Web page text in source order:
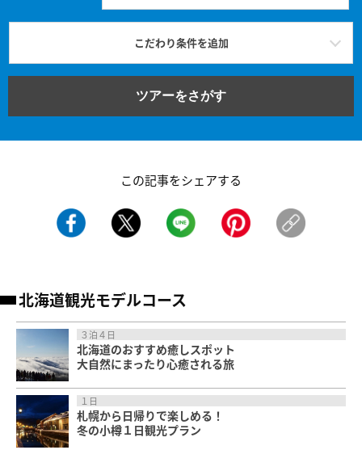
こだわり条件を追加
ツアーをさがす
この記事をシェアする
北海道観光モデルコース
３泊４日
北海道のおすすめ癒しスポット
大自然にまったり心癒される旅
１日
札幌から日帰りで楽しめる！
冬の小樽１日観光プラン